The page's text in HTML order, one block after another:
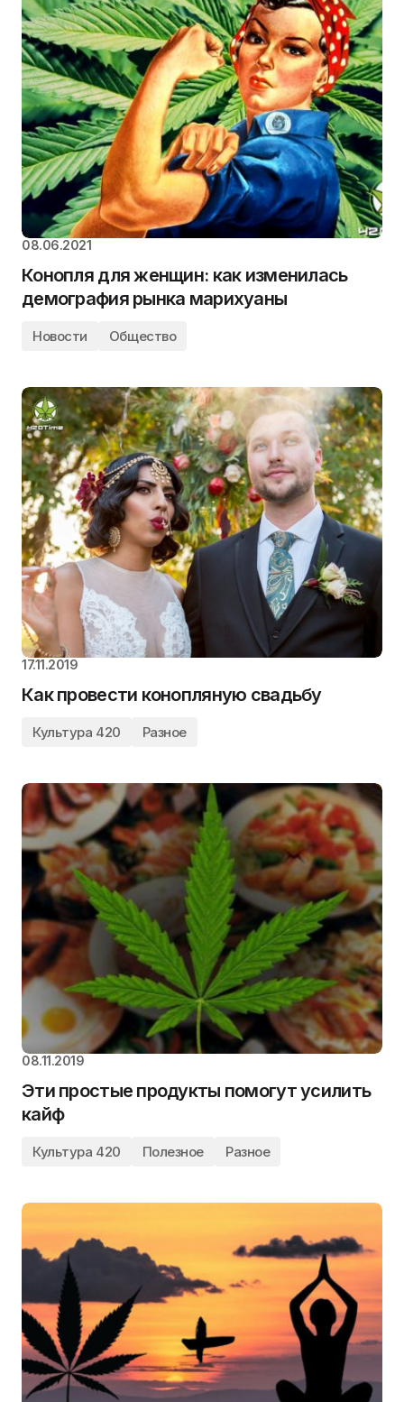
08.06.2021
Конопля для женщин: как изменилась
демография рынка марихуаны
Новости Общество
17.11.2019
Как провести конопляную свадьбу
Культура 420 Разное
08.11.2019
Эти простые продукты помогут усилить
кайф
Культура 420 Полезное Разное